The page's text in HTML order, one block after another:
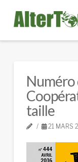
Numéro
taille
21 MARS